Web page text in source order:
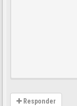
Responder